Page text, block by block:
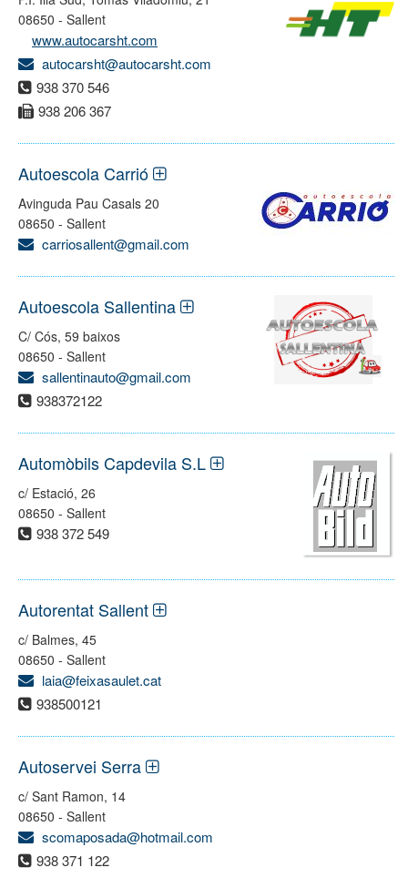
08650 - Sallent
www.autocarsht.com
autocarsht@autocarsht.com
938 370 546
938 206 367
Autoescola Carrió
Avinguda Pau Casals 20
08650 - Sallent
carriosallent@gmail.com
Autoescola Sallentina
C/ Cós, 59 baixos
08650 - Sallent
sallentinauto@gmail.com
938372122
Automòbils Capdevila S.L
c/ Estació, 26
08650 - Sallent
938 372 549
Autorentat Sallent
c/ Balmes, 45
08650 - Sallent
laia@feixasaulet.cat
938500121
Autoservei Serra
c/ Sant Ramon, 14
08650 - Sallent
scomaposada@hotmail.com
938 371 122